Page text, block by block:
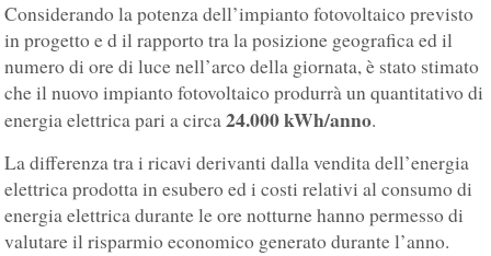
Considerando la potenza dell’impianto fotovoltaico previsto
in progetto e d il rapporto tra la posizione geografica ed il
numero di ore di luce nell’arco della giornata, è stato stimato
che il nuovo impianto fotovoltaico produrrà un quantitativo di
energia elettrica pari a circa24.000 kWh/anno.
La differenza tra i ricavi derivanti dalla vendita dell’energia
elettrica prodotta in esubero ed i costi relativi al consumo di
energia elettrica durante le ore notturne hanno permesso di
valutare il risparmio economico generato durante l’anno.